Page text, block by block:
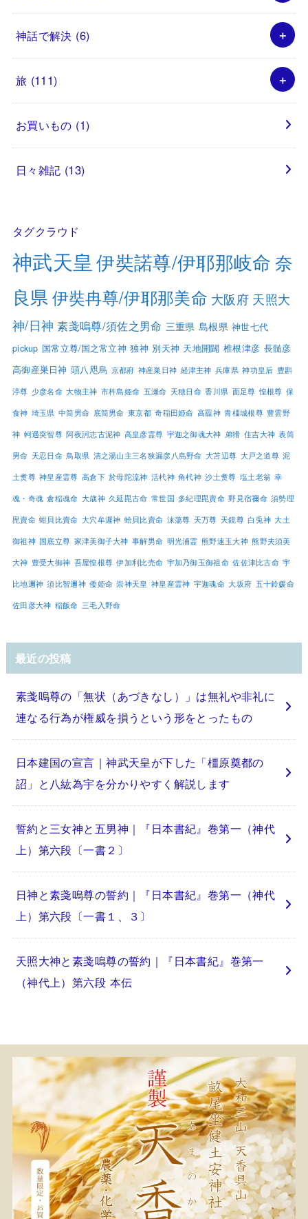
神話で解決 (6)
旅 (111)
お買いもの (1)
日々雑記 (13)
タグクラウド
神武天皇 伊奘諾尊/伊耶那岐命 奈
良県 伊奘冉尊/伊耶那美命 大阪府 天照大
神/日神 素戔嗚尊/須佐之男命 三重県 島根県 神世七代
pickup 国常立尊/国之常立神 独神 別天神 天地開闢 椎根津彦 長髄彦
高御産巣日神 頭八咫烏 京都府 神産巣日神 経津主神 兵庫県 神功皇后 豊斟
渟尊 少彦名命 大物主神 市杵島姫命 五瀬命 天穂日命 香川県 面足尊 惶根尊 保
食神 埼玉県 中筒男命 底筒男命 東京都 奇稲田姫命 高龗神 青橿城根尊 豊雲野
神 軻遇突智尊 阿夜訶志古泥神 高皇彦霊尊 宇迦之御魂大神 弟猾 住吉大神 表筒
男命 天忍日命 鳥取県 清之湯山主三名狭漏彦八島野命 大苫辺尊 大戸之道尊 泥
土煑尊 神皇産霊尊 高倉下 於母陀流神 活杙神 角杙神 沙土煑尊 塩土老翁 幸
魂・奇魂 倉稲魂命 大歳神 久延毘古命 常世国 多紀理毘賣命 野見宿禰命 須勢理
毘賣命 蚶貝比賣命 大穴牟遲神 蛤貝比賣命 沫蕩尊 天万尊 天鏡尊 白兎神 大土
御祖神 国底立尊 家津美御子大神 事解男命 明光浦霊 熊野速玉大神 熊野夫須美
大神 豊受大御神 吾屋惶根尊 伊加利比売命 宇加乃御玉御祖命 佐佐津比古命 宇
比地邇神 須比智邇神 倭姫命 崇神天皇 神皇産霊神 宇迦魂命 大坂府 五十鈴媛命
佐田彦大神 稲飯命 三毛入野命
最近の投稿
素戔嗚尊の「無状（あづきなし）」は無礼や非礼に
連なる行為が権威を損うという形をとったもの
日本建国の宣言｜神武天皇が下した「橿原奠都の
詔」と八紘為宇を分かりやすく解説します
誓約と三女神と五男神｜『日本書紀』巻第一（神代
上）第六段〔一書２〕
日神と素戔嗚尊の誓約｜『日本書紀』巻第一（神代
上）第六段〔一書１、３〕
天照大神と素戔嗚尊の誓約｜『日本書紀』巻第一
（神代上）第六段 本伝